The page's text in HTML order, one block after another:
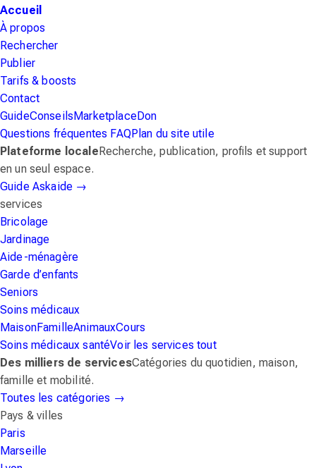
Accueil
À propos
Rechercher
Publier
Tarifs & boosts
Contact
GuideConseilsMarketplaceDon
Questions fréquentes FAQPlan du site utile
Plateforme localeRecherche, publication, profils et support
en un seul espace.
Guide Askaide →
services
Bricolage
Jardinage
Aide-ménagère
Garde d’enfants
Seniors
Soins médicaux
MaisonFamilleAnimauxCours
Soins médicauxsantéVoir les servicestout
Des milliers de servicesCatégories du quotidien, maison,
famille et mobilité.
Toutes les catégories →
Pays & villes
Paris
Marseille